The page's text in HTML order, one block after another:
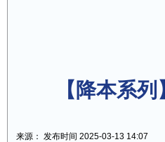
【降本系
来源： 发布时间 2025-03-13 14:07